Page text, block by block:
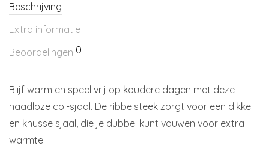
Beschrijving
Extra informatie
Beoordelingen 0
Blijf warm en speel vrij op koudere dagen met deze
naadloze col-sjaal. De ribbelsteek zorgt voor een dikke
en knusse sjaal, die je dubbel kunt vouwen voor extra
warmte.